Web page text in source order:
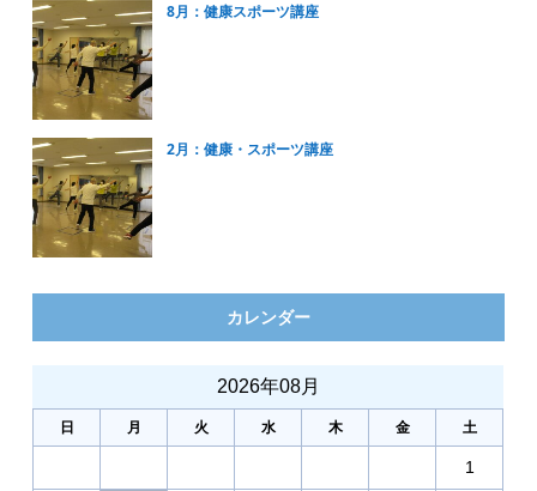
8月：健康スポーツ講座
2月：健康・スポーツ講座
カレンダー
2026年08月
日 月 火 水 木 金 土
1